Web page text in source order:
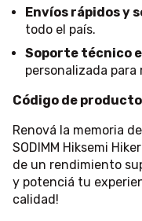
Envíos rápidos y
todo el país.
Soporte técnico
personalizada
Código de
Renová la memoria
SODIMM Hiksemi
de un rendimiento
y potenciá tu
calidad!